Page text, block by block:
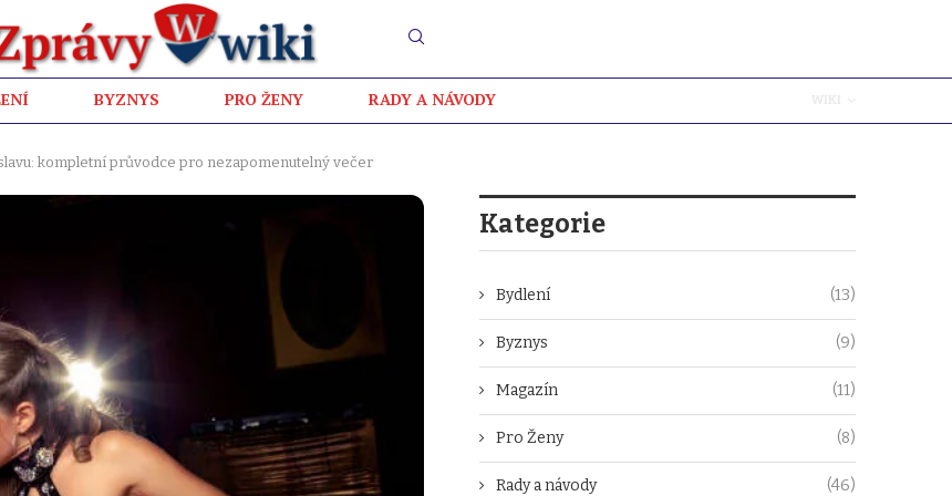
BYZNYS PRO ŽENY RADY A NÁVODY
kompletní průvodce pro nezapomenutelný večer
Kategorie
Bydlení (13)
Byznys (9)
Magazín (11)
Pro Ženy (8)
Rady a návody (46)